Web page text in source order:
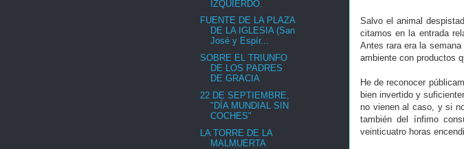
Salvo el animal
citamos en la entrada
Antes rara era la
ambiente con productos
He de reconocer
bien invertido y
no vienen al caso, y si
también del ínfimo
veinticuatro horas
IZQUIERDO.
FUENTE DE LA PLAZA
DE LA IGLESIA (San
José y Espír...
SOBRE EL TRIUNFO
DE LOS PADRES
DE GRACIA
22 DE SEPTIEMBRE,
"DÍA MUNDIAL SIN
COCHES"
LA TORRE DE LA
MALMUERTA